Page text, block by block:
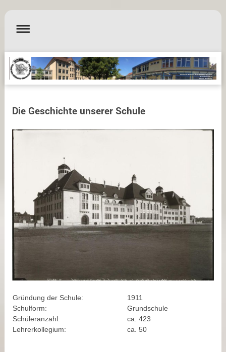
Friedrich-Wilhelm-Herschel-Grundschule
Herschelplatz 1
90443 Nürnberg
Die Geschichte unserer Schule
Gründung der Schule:
1911
Schulform:
Grundschule
Schüleranzahl:
ca. 423
Lehrerkollegium:
ca. 50